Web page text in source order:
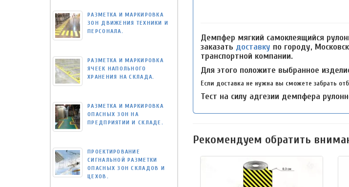
Демпфер мягкий самоклеящийся
заказать доставку по городу,
транспортной компании.
Для этого положите выбранное
Если доставка не нужна вы сможете забрать
Тест на силу адгезии демпфера
Рекомендуем обратить
РАЗМЕТКА И МАРКИРОВКА
ЗОН ДВИЖЕНИЯ ТЕХНИКИ И
ПЕРСОНАЛА.
РАЗМЕТКА И МАРКИРОВКА
ЯЧЕЕК НАПОЛЬНОГО
ХРАНЕНИЯ НА СКЛАДА.
РАЗМЕТКА И МАРКИРОВКА
ОПАСНЫХ ЗОН НА
ПРЕДПРИЯТИИ И СКЛАДЕ.
ПРОЕКТИРОВАНИЕ
СИГНАЛЬНОЙ РАЗМЕТКИ
ОПАСНЫХ ЗОН СКЛАДОВ И
ЦЕХОВ.